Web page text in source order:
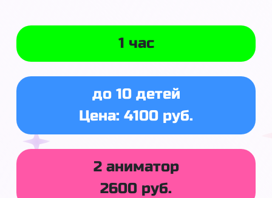
1 час
до 10 детей
Цена: 4100 руб.
2 аниматор
2600 руб.